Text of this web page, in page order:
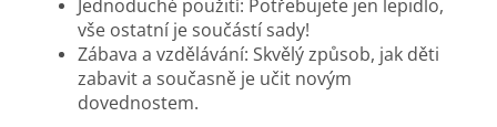
Jednoduché použití: Potřebujete jen lepidlo,
vše ostatní je součástí sady!
Zábava a vzdělávání: Skvělý způsob, jak děti
zabavit a současně je učit novým
dovednostem.